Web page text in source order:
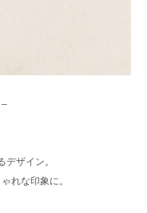
–
ザイン。
れな印象に。